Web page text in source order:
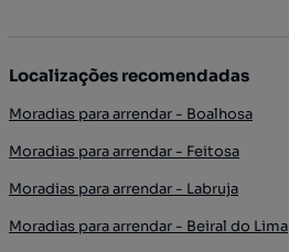
Localizações recomendadas
Moradias para arrendar - Boalhosa
Moradias para arrendar - Feitosa
Moradias para arrendar - Labruja
Moradias para arrendar - Beiral do Lima